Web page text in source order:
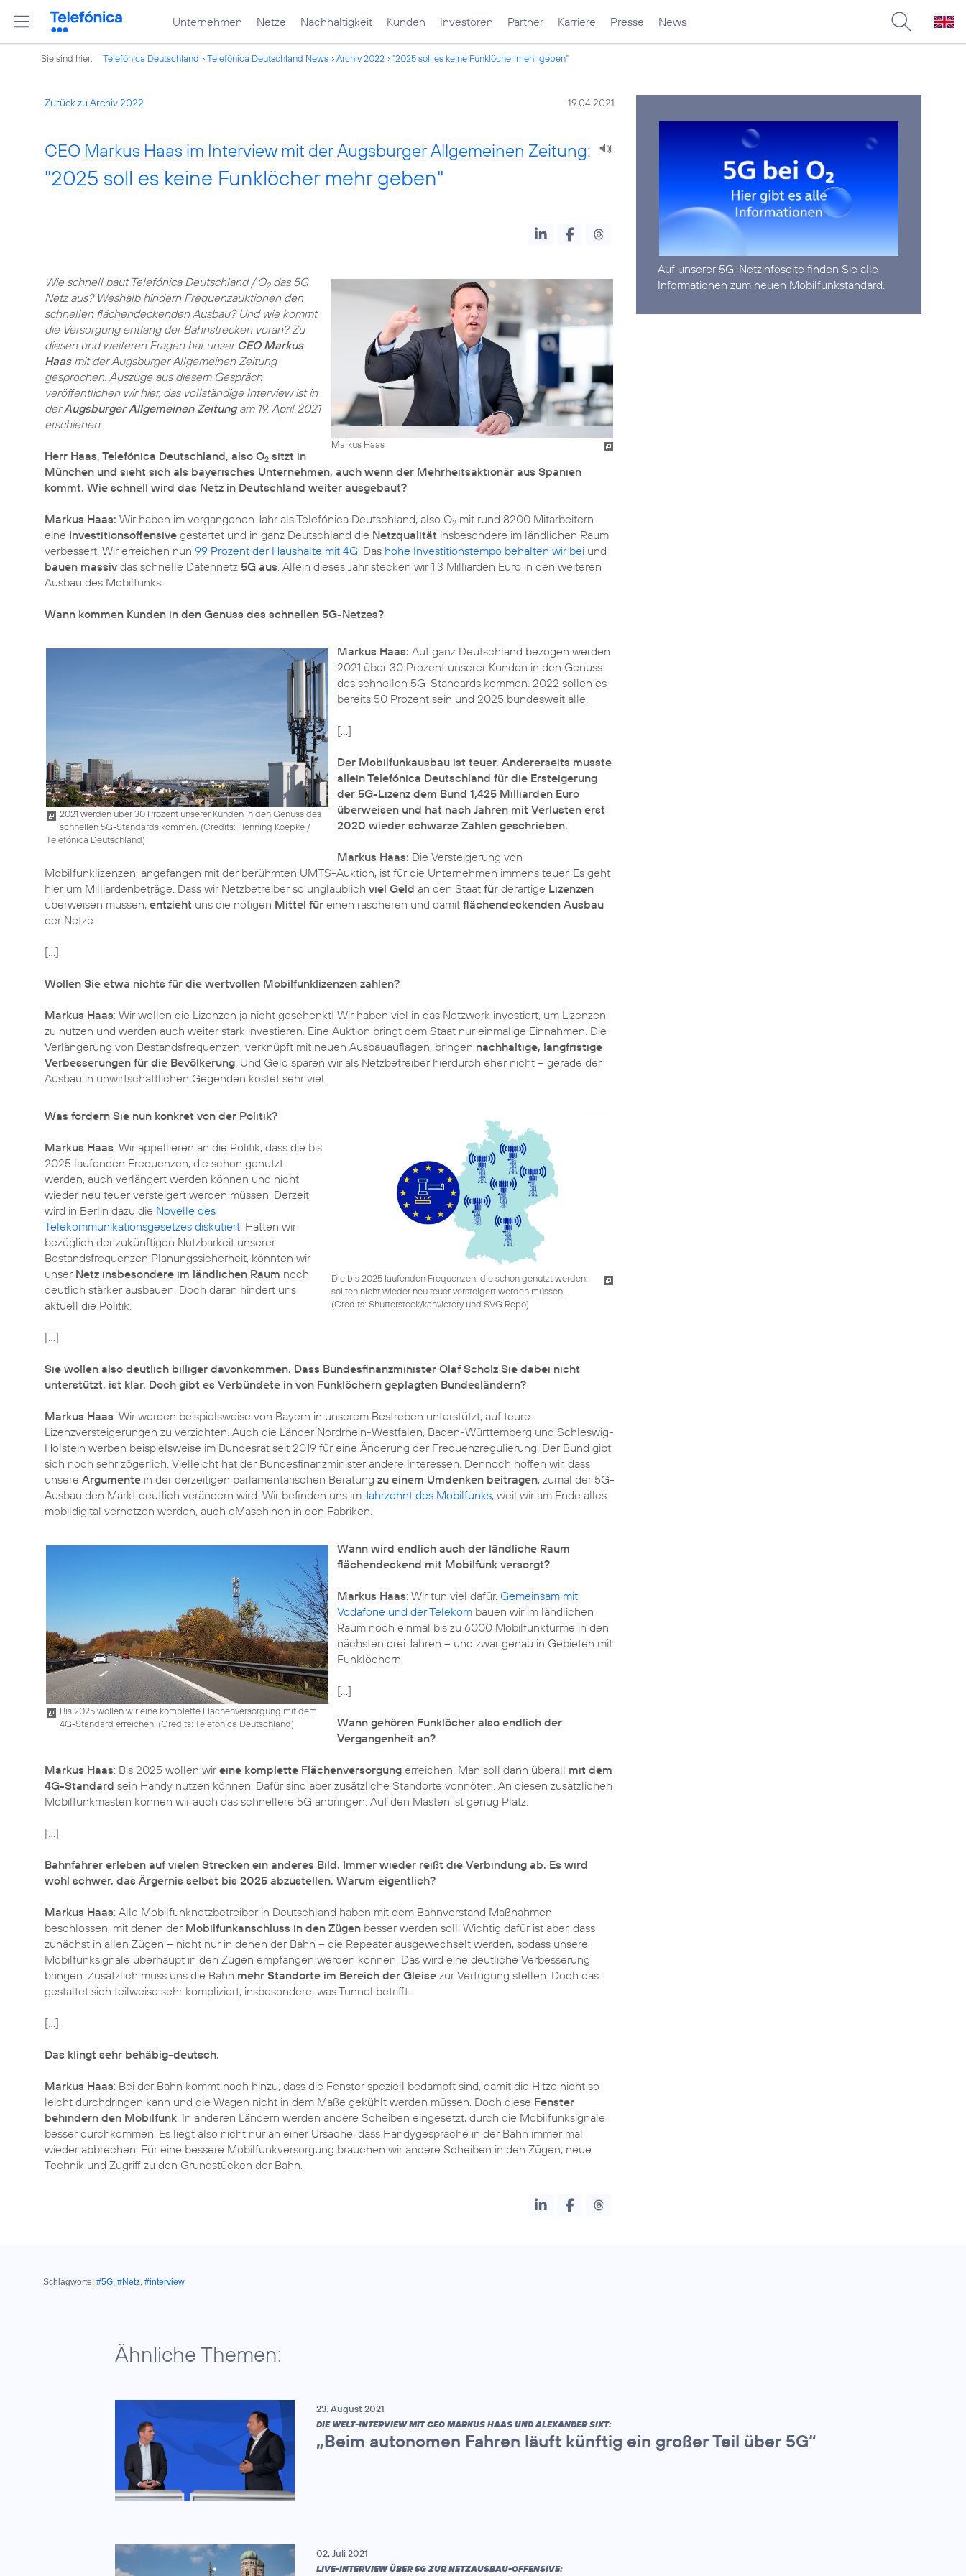
Unternehmen Netze Nachhaltigkeit Kunden Investoren Partner Karriere Presse News
Sie sind hier: Telefónica Deutschland Telefónica Deutschland News Archiv 2022 "2025 soll es keine Funklöcher mehr geben"
Zurück zu Archiv 2022 19.04.2021
CEO Markus Haas im Interview mit der Augsburger Allgemeinen Zeitung:
"2025 soll es keine Funklöcher mehr geben"
Markus Haas
Wie schnell baut Telefónica Deutschland / O2das 5G
Netz aus? Weshalb hindern Frequenzauktionen den
schnellen flächendeckenden Ausbau? Und wie kommt
die Versorgung entlang der Bahnstrecken voran? Zu
diesen und weiteren Fragen hat unser CEO Markus
Haasmit der Augsburger Allgemeinen Zeitung
gesprochen. Auszüge aus diesem Gespräch
veröffentlichen wir hier, das vollständige Interview ist in
derAugsburger Allgemeinen Zeitungam 19. April 2021
erschienen.
Herr Haas, Telefónica Deutschland, also O2 sitzt in
München und sieht sich als bayerisches Unternehmen, auch wenn der Mehrheitsaktionär aus Spanien
kommt. Wie schnell wird das Netz in Deutschland weiter ausgebaut?
Markus Haas: Wir haben im vergangenen Jahr als Telefónica Deutschland, also O2 mit rund 8200 Mitarbeitern
eine Investitionsoffensive gestartet und in ganz Deutschland die Netzqualität insbesondere im ländlichen Raum
verbessert. Wir erreichen nun 99 Prozent der Haushalte mit 4G. Das hohe Investitionstempo behalten wir bei und
bauen massiv das schnelle Datennetz 5G aus. Allein dieses Jahr stecken wir 1,3 Milliarden Euro in den weiteren
Ausbau des Mobilfunks.
Wann kommen Kunden in den Genuss des schnellen 5G-Netzes?
2021 werden über 30 Prozent unserer Kunden in den Genuss des
schnellen 5G-Standards kommen. (Credits: Henning Koepke /
Telefónica Deutschland)
Markus Haas: Auf ganz Deutschland bezogen werden
2021 über 30 Prozent unserer Kunden in den Genuss
des schnellen 5G-Standards kommen. 2022 sollen es
bereits 50 Prozent sein und 2025 bundesweit alle.
[...]
Der Mobilfunkausbau ist teuer. Andererseits musste
allein Telefónica Deutschland für die Ersteigerung
der 5G-Lizenz dem Bund 1,425 Milliarden Euro
überweisen und hat nach Jahren mit Verlusten erst
2020 wieder schwarze Zahlen geschrieben.
Markus Haas: Die Versteigerung von
Mobilfunklizenzen, angefangen mit der berühmten UMTS-Auktion, ist für die Unternehmen immens teuer. Es geht
hier um Milliardenbeträge. Dass wir Netzbetreiber so unglaublich viel Geld an den Staat für derartige Lizenzen
überweisen müssen, entzieht uns die nötigen Mittel für einen rascheren und damit flächendeckenden Ausbau
der Netze.
[...]
Wollen Sie etwa nichts für die wertvollen Mobilfunklizenzen zahlen?
Markus Haas: Wir wollen die Lizenzen ja nicht geschenkt! Wir haben viel in das Netzwerk investiert, um Lizenzen
zu nutzen und werden auch weiter stark investieren. Eine Auktion bringt dem Staat nur einmalige Einnahmen. Die
Verlängerung von Bestandsfrequenzen, verknüpft mit neuen Ausbauauflagen, bringen nachhaltige, langfristige
Verbesserungen für die Bevölkerung. Und Geld sparen wir als Netzbetreiber hierdurch eher nicht – gerade der
Ausbau in unwirtschaftlichen Gegenden kostet sehr viel.
Die bis 2025 laufenden Frequenzen, die schon genutzt werden,
sollten nicht wieder neu teuer versteigert werden müssen.
(Credits: Shutterstock/kanvictory und SVG Repo)
Was fordern Sie nun konkret von der Politik?
Markus Haas: Wir appellieren an die Politik, dass die bis
2025 laufenden Frequenzen, die schon genutzt
werden, auch verlängert werden können und nicht
wieder neu teuer versteigert werden müssen. Derzeit
wird in Berlin dazu die Novelle des
Telekommunikationsgesetzes diskutiert. Hätten wir
bezüglich der zukünftigen Nutzbarkeit unserer
Bestandsfrequenzen Planungssicherheit, könnten wir
unser Netz insbesondere im ländlichen Raum noch
deutlich stärker ausbauen. Doch daran hindert uns
aktuell die Politik.
[...]
Sie wollen also deutlich billiger davonkommen. Dass Bundesfinanzminister Olaf Scholz Sie dabei nicht
unterstützt, ist klar. Doch gibt es Verbündete in von Funklöchern geplagten Bundesländern?
Markus Haas: Wir werden beispielsweise von Bayern in unserem Bestreben unterstützt, auf teure
Lizenzversteigerungen zu verzichten. Auch die Länder Nordrhein-Westfalen, Baden-Württemberg und Schleswig-
Holstein werben beispielsweise im Bundesrat seit 2019 für eine Änderung der Frequenzregulierung. Der Bund gibt
sich noch sehr zögerlich. Vielleicht hat der Bundesfinanzminister andere Interessen. Dennoch hoffen wir, dass
unsere Argumente in der derzeitigen parlamentarischen Beratung zu einem Umdenken beitragen, zumal der 5G-
Ausbau den Markt deutlich verändern wird. Wir befinden uns im Jahrzehnt des Mobilfunks, weil wir am Ende alles
mobildigital vernetzen werden, auch eMaschinen in den Fabriken.
Bis 2025 wollen wir eine komplette Flächenversorgung mit dem
4G-Standard erreichen. (Credits: Telefónica Deutschland)
Wann wird endlich auch der ländliche Raum
flächendeckend mit Mobilfunk versorgt?
Markus Haas: Wir tun viel dafür. Gemeinsam mit
Vodafone und der Telekombauen wir im ländlichen
Raum noch einmal bis zu 6000 Mobilfunktürme in den
nächsten drei Jahren – und zwar genau in Gebieten mit
Funklöchern.
[...]
Wann gehören Funklöcher also endlich der
Vergangenheit an?
Markus Haas: Bis 2025 wollen wireine komplette Flächenversorgung erreichen. Man soll dann überall mit dem
4G-Standard sein Handy nutzen können. Dafür sind aber zusätzliche Standorte vonnöten. An diesen zusätzlichen
Mobilfunkmasten können wir auch das schnellere 5G anbringen. Auf den Masten ist genug Platz.
[...]
Bahnfahrer erleben auf vielen Strecken ein anderes Bild. Immer wieder reißt die Verbindung ab. Es wird
wohl schwer, das Ärgernis selbst bis 2025 abzustellen. Warum eigentlich?
Markus Haas: Alle Mobilfunknetzbetreiber in Deutschland haben mit dem Bahnvorstand Maßnahmen
beschlossen, mit denen der Mobilfunkanschluss in den Zügen besser werden soll. Wichtig dafür ist aber, dass
zunächst in allen Zügen – nicht nur in denen der Bahn – die Repeater ausgewechselt werden, sodass unsere
Mobilfunksignale überhaupt in den Zügen empfangen werden können. Das wird eine deutliche Verbesserung
bringen. Zusätzlich muss uns die Bahn mehr Standorte im Bereich der Gleise zur Verfügung stellen. Doch das
gestaltet sich teilweise sehr kompliziert, insbesondere, was Tunnel betrifft.
[...]
Das klingt sehr behäbig-deutsch.
Markus Haas: Bei der Bahn kommt noch hinzu, dass die Fenster speziell bedampft sind, damit die Hitze nicht so
leicht durchdringen kann und die Wagen nicht in dem Maße gekühlt werden müssen. Doch diese Fenster
behindern den Mobilfunk. In anderen Ländern werden andere Scheiben eingesetzt, durch die Mobilfunksignale
besser durchkommen. Es liegt also nicht nur an einer Ursache, dass Handygespräche in der Bahn immer mal
wieder abbrechen. Für eine bessere Mobilfunkversorgung brauchen wir andere Scheiben in den Zügen, neue
Auf unserer 5G-Netzinfoseite finden Sie alle
Informationen zum neuen Mobilfunkstandard.
Schlagworte: #5G, #Netz, #interview
Ähnliche Themen:
23. August 2021
DIE WELT-INTERVIEW MIT CEO MARKUS HAAS UND ALEXANDER SIXT:
„Beim autonomen Fahren läuft künftig ein großer Teil über 5G“
02. Juli 2021
LIVE-INTERVIEW ÜBER 5G ZUR NETZAUSBAU-OFFENSIVE: